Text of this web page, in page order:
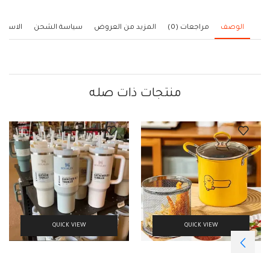
الوصف مراجعات (0) المزيد من العروض سياسة الشحن
منتجات ذات صله
QUICK VIEW
QUICK VIEW